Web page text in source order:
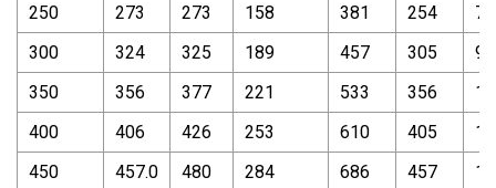
250
273 273 158 381 254
300
324 325 189 457 305
350
356 377 221 533 356
400
406 426 253 610 405
450
457.0 480 284 686 457